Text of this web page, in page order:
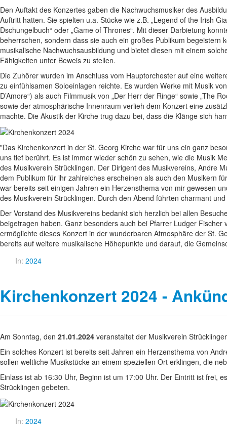
Den Auftakt des Konzertes gaben die Nachwuchsmusiker des
Auftritt hatten. Sie spielten u.a. Stücke wie z.B. „Legend of the Irish
Dschungelbuch“ oder „Game of Thrones“. Mit dieser Darbietung
beherrschen, sondern dass sie auch ein großes Publikum
musikalische Nachwuchsausbildung und bietet diesen mit einem
Fähigkeiten unter Beweis zu stellen.
Die Zuhörer wurden im Anschluss vom Hauptorchester auf eine
zu einfühlsamen Soloeinlagen reichte. Es wurden Werke mit Musik
D’Amore“) als auch Filmmusik von „Der Herr der Ringe“ sowie „The
sowie der atmosphärische Innenraum verlieh dem Konzert eine
machte. Die Akustik der Kirche trug dazu bei, dass die Klänge sich
"Das Kirchenkonzert in der St. Georg Kirche war für uns ein ganz
uns tief berührt. Es ist immer wieder schön zu sehen, wie die Musik
des Musikverein Strücklingen. Der Dirigent des Musikvereins, Andre
dem Publikum für ihr zahlreiches erscheinen als auch den Musikern
war bereits seit einigen Jahren ein Herzensthema von mir gewesen
des Musikverein Strücklingen. Durch den Abend führten charmant
Der Vorstand des Musikvereins bedankt sich herzlich bei allen
beigetragen haben. Ganz besonders auch bei Pfarrer Ludger
ermöglichte dieses Konzert in der wunderbaren Atmosphäre der St.
bereits auf weitere musikalische Höhepunkte und darauf, die
In: 2024
Kirchenkonzert 2024 -
Am Sonntag, den 21.01.2024 veranstaltet der Musikverein
Ein solches Konzert ist bereits seit Jahren ein Herzensthema von
sollen weltliche Musikstücke an einem speziellen Ort erklingen, die
Einlass ist ab 16:30 Uhr, Beginn ist um 17:00 Uhr. Der Eintritt ist frei,
Strücklingen gebeten.
In: 2024